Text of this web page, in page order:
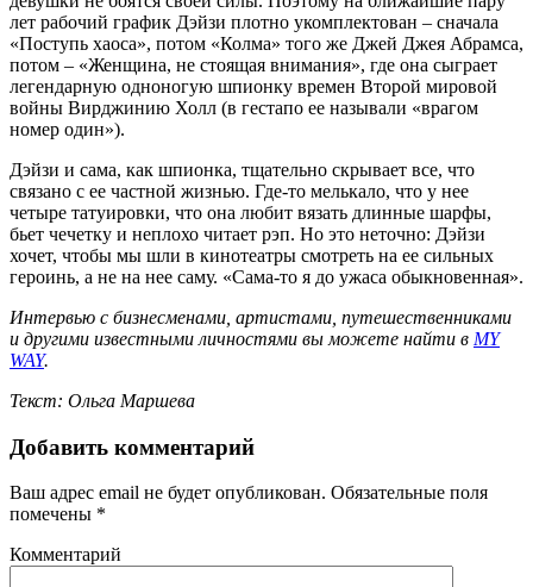
лет рабочий график Дэйзи плотно укомплектован – сначала
«Поступь хаоса», потом «Колма» того же Джей Джея Абрамса,
потом – «Женщина, не стоящая внимания», где она сыграет
легендарную одноногую шпионку времен Второй мировой
войны Вирджинию Холл (в гестапо ее называли «врагом
номер один»).
Дэйзи и сама, как шпионка, тщательно скрывает все, что
связано с ее частной жизнью. Где-то мелькало, что у нее
четыре татуировки, что она любит вязать длинные шарфы,
бьет чечетку и неплохо читает рэп. Но это неточно: Дэйзи
хочет, чтобы мы шли в кинотеатры смотреть на ее сильных
героинь, а не на нее саму. «Сама-то я до ужаса обыкновенная».
Интервью с бизнесменами, артистами, путешественниками
и другими известными личностями вы можете найти в MY
WAY.
Текст: Ольга Маршева
Добавить комментарий
Ваш адрес email не будет опубликован. Обязательные поля
помечены *
Комментарий